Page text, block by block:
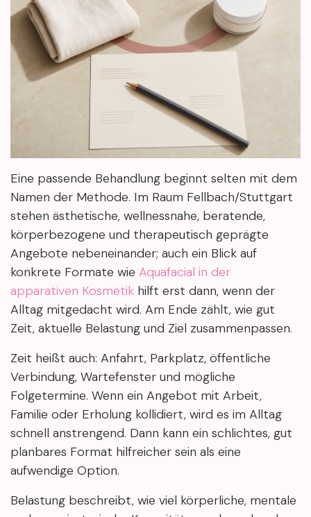
Eine passende Behandlung beginnt selten mit dem
Namen der Methode. Im Raum Fellbach/Stuttgart
stehen ästhetische, wellnessnahe, beratende,
körperbezogene und therapeutisch geprägte
Angebote nebeneinander; auch ein Blick auf
konkrete Formate wie Aquafacial in der
apparativen Kosmetik hilft erst dann, wenn der
Alltag mitgedacht wird. Am Ende zählt, wie gut
Zeit, aktuelle Belastung und Ziel zusammenpassen.
Zeit heißt auch: Anfahrt, Parkplatz, öffentliche
Verbindung, Wartefenster und mögliche
Folgetermine. Wenn ein Angebot mit Arbeit,
Familie oder Erholung kollidiert, wird es im Alltag
schnell anstrengend. Dann kann ein schlichtes, gut
planbares Format hilfreicher sein als eine
aufwendige Option.
Belastung beschreibt, wie viel körperliche, mentale